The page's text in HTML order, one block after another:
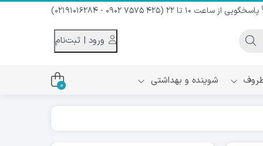
پاسخگویی از ساعت 10 تا 22 (425 7575 0902 - 02191016284)
شوینده و بهداشتی 0